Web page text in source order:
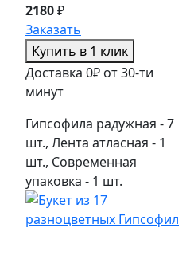
2180₽
Заказать
Купить в 1 клик
Доставка 0₽ от 30-ти
минут
Гипсофила радужная - 7
шт., Лента атласная - 1
шт., Современная
упаковка - 1 шт.